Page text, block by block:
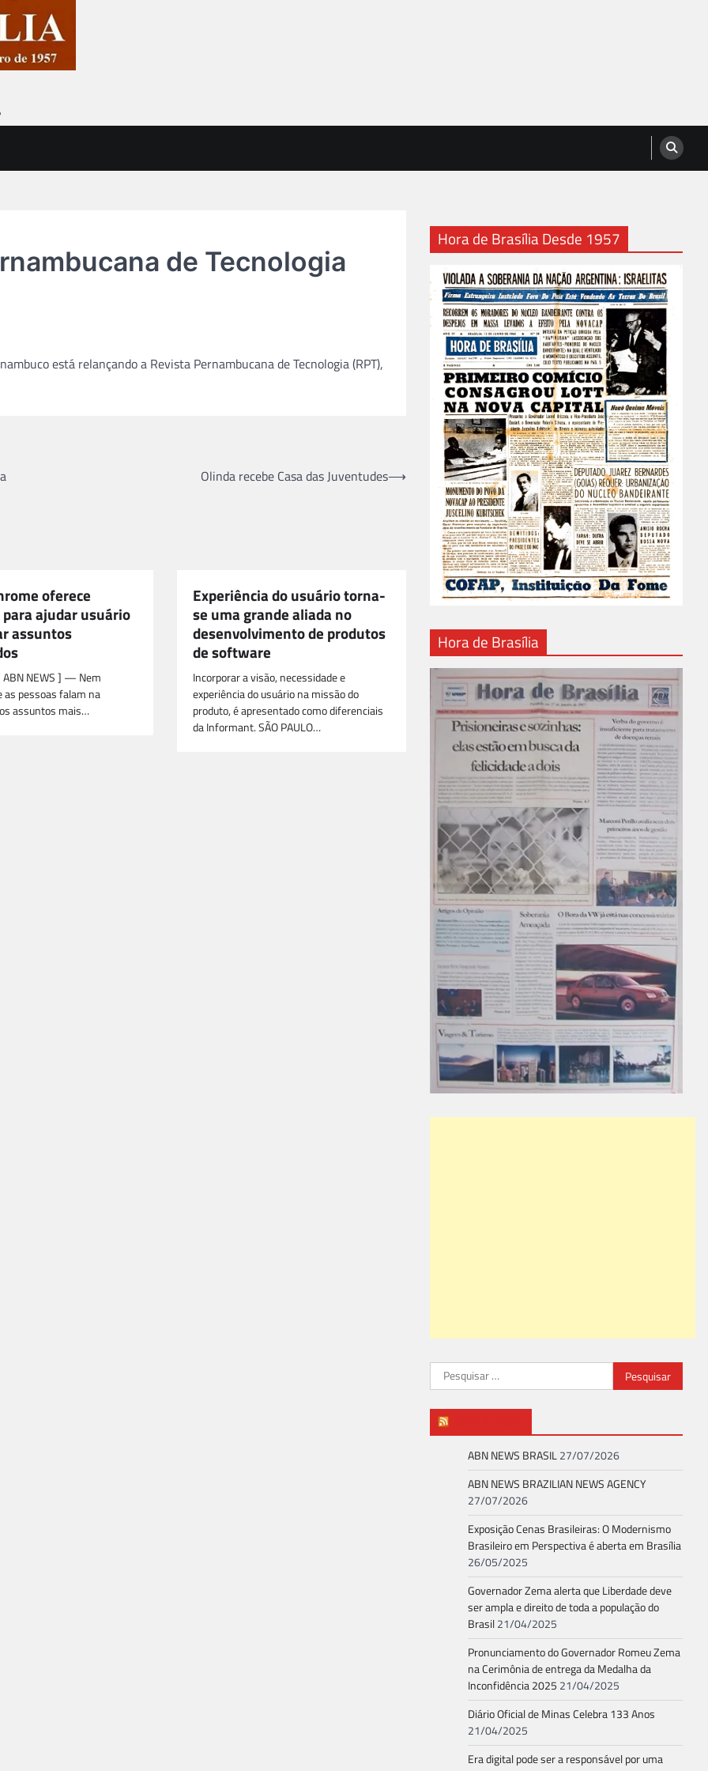
de Tecnologia
está relançando a Revista Pernambucana de Tecnologia (RPT),
Olinda recebe Casa das Juventudes⟶
oferece
ajudar usuário
assuntos
ABN NEWS ] — Nem
as pessoas falam na
assuntos mais…
Experiência do usuário torna-
se uma grande aliada no
desenvolvimento de produtos
de software
Incorporar a visão, necessidade e
experiência do usuário na missão do
produto, é apresentado como diferenciais
da Informant. SÃO PAULO…
Hora de Brasília Desde 1957
Hora de Brasília
Pesquisar
por:
ABN NEWS BRASIL27/07/2026
ABN NEWS BRAZILIAN NEWS AGENCY
27/07/2026
Exposição Cenas Brasileiras: O Modernismo
Brasileiro em Perspectiva é aberta em Brasília
26/05/2025
Governador Zema alerta que Liberdade deve
ser ampla e direito de toda a população do
Brasil21/04/2025
Pronunciamento do Governador Romeu Zema
na Cerimônia de entrega da Medalha da
Inconfidência 2025 21/04/2025
Diário Oficial de Minas Celebra 133 Anos
21/04/2025
Era digital pode ser a responsável por uma